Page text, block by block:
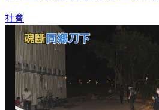
社會